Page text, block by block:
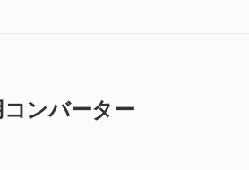
ンバーター